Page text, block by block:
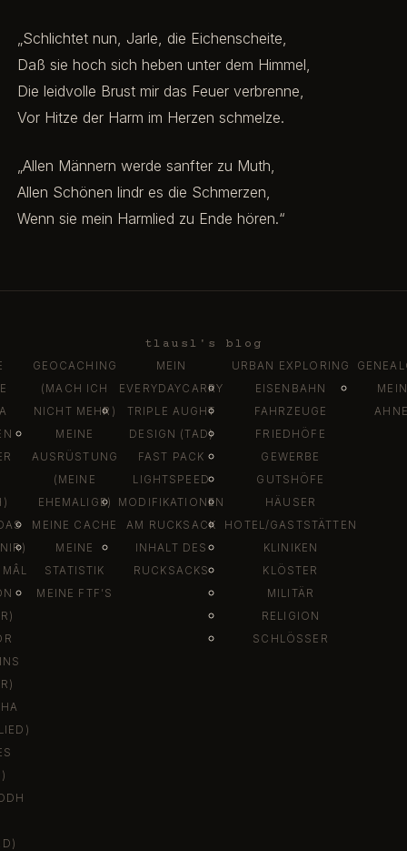
„Schlichtet nun, Jarle, die Eichenscheite,
Daß sie hoch sich heben unter dem Himmel,
Die leidvolle Brust mir das Feuer verbrenne,
Vor Hitze der Harm im Herzen schmelze.
„Allen Männern werde sanfter zu Muth,
Allen Schönen lindr es die Schmerzen,
Wenn sie mein Harmlied zu Ende hören.“
tlausl's blog
GEOCACHING
(MACH ICH
NICHT MEHR)
MEINE
AUSRÜSTUNG
(MEINE
EHEMALIGE)
MEINE CACHE
MEINE
STATISTIK
MEINE FTF’S
MEIN
EVERYDAYCARRY
TRIPLE AUGHT
DESIGN (TAD)
FAST PACK
LIGHTSPEED
MODIFIKATIONEN
AM RUCKSACK
INHALT DES
RUCKSACKS
URBAN EXPLORING
EISENBAHN
FAHRZEUGE
FRIEDHÖFE
GEWERBE
GUTSHÖFE
HÄUSER
HOTEL/GASTSTÄTTEN
KLINIKEN
KLÖSTER
MILITÄR
RELIGION
SCHLÖSSER